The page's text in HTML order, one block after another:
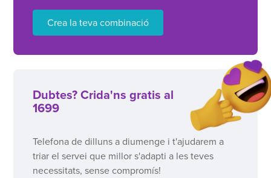
Crea la teva combinació
Dubtes? Crida'ns gratis al
1699
Telefona de dilluns a diumenge i t'ajudarem a
triar el servei que millor s'adapti a les teves
necessitats, sense compromís!